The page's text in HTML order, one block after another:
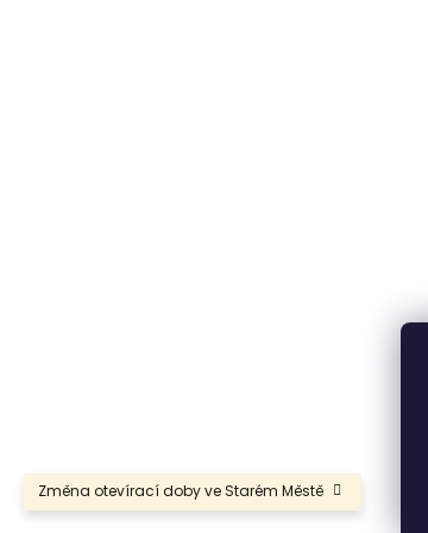
Změna otevírací doby ve Starém Městě